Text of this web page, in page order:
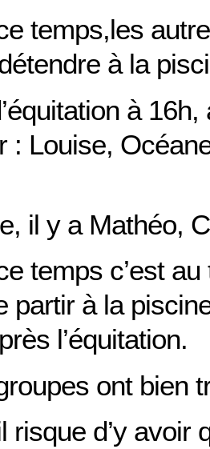
temps,les
à la
à
: Louise,
il y a Mathéo,
temps c’est au
partir à la
l’équitation.
ont bien
risque d’y avoir